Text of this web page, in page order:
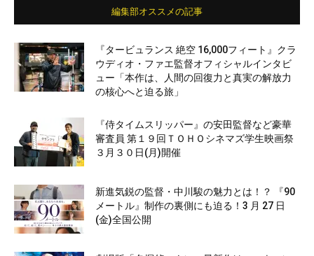
編集部オススメの記事
『タービュランス 絶空 16,000フィート』クラ
ウディオ・ファエ監督オフィシャルインタビ
ュー「本作は、人間の回復力と真実の解放力
の核心へと迫る旅」
『侍タイムスリッパー』の安田監督など豪華
審査員 第１９回ＴＯＨＯシネマズ学生映画祭
３月３０日(月)開催
新進気鋭の監督・中川駿の魅力とは！？ 『90
メートル』制作の裏側にも迫る！3 月 27 日
(金)全国公開